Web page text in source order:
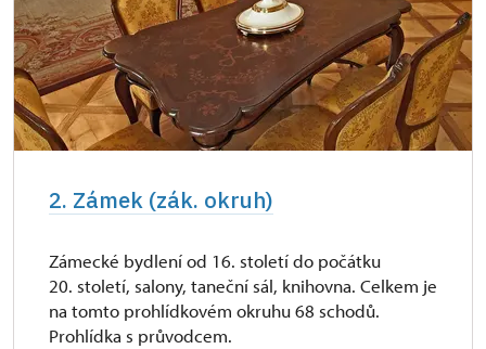
2. Zámek (zák. okruh)
Zámecké bydlení od 16. století do počátku
20. století, salony, taneční sál, knihovna. Celkem je
na tomto prohlídkovém okruhu 68 schodů.
Prohlídka s průvodcem.